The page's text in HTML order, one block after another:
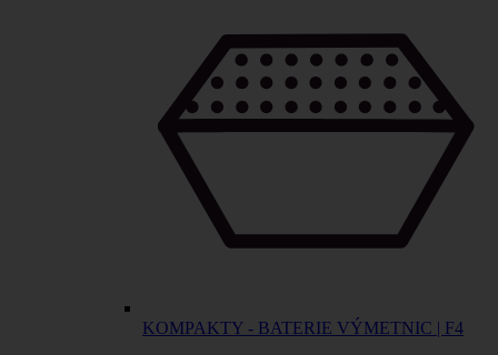
KOMPAKTY - BATERIE VÝMETNIC | F4